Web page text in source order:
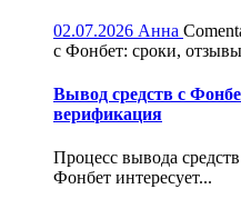
02.07.2026 Анна
с Фонбет: сроки,
Вывод средств с
верификация
Процесс вывода
Фонбет интересует...